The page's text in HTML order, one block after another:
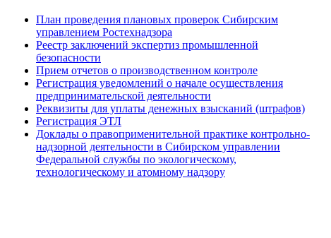
План проведения плановых проверок Сибирским
управлением Ростехнадзора
Реестр заключений экспертиз промышленной
безопасности
Прием отчетов о производственном контроле
Регистрация уведомлений о начале осуществления
предпринимательской деятельности
Реквизиты для уплаты денежных взысканий (штрафов)
Регистрация ЭТЛ
Доклады о правоприменительной практике контрольно-
надзорной деятельности в Сибирском управлении
Федеральной службы по экологическому,
технологическому и атомному надзору